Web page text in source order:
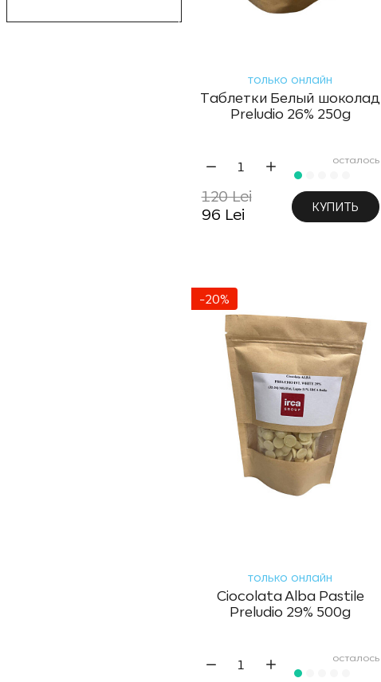
только онлайн
Таблетки Белый шоколад
Preludio 26% 250g
осталось
120 Lei
96 Lei
КУПИТЬ
-20%
только онлайн
Ciocolata Alba Pastile
Preludio 29% 500g
осталось